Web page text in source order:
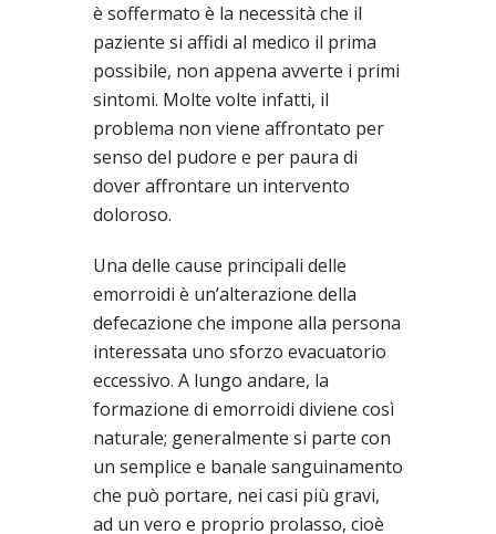
è soffermato è la necessità che il
paziente si affidi al medico il prima
possibile, non appena avverte i primi
sintomi. Molte volte infatti, il
problema non viene affrontato per
senso del pudore e per paura di
dover affrontare un intervento
doloroso.
Una delle cause principali delle
emorroidi è un’alterazione della
defecazione che impone alla persona
interessata uno sforzo evacuatorio
eccessivo. A lungo andare, la
formazione di emorroidi diviene così
naturale; generalmente si parte con
un semplice e banale sanguinamento
che può portare, nei casi più gravi,
ad un vero e proprio prolasso, cioè